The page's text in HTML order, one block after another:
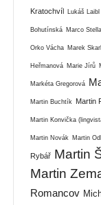
Kratochvíl Lukáš Laibl
Bohutínská Marco Stella
Orko Vácha Marek
Heřmanová Marie Jírů
Markéta Gregorová
Martin Buchtík Martin
Martin Konvička
Martin Novák Martin
Rybář Martin
Martin
Romancov